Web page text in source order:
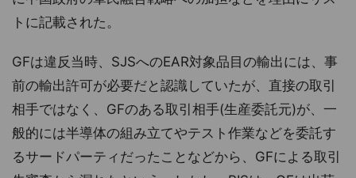
トに記載された。
GFは違反当時、SJSへのEAR対象品目の輸出には、事
前の輸出許可が必要だと認識していたが、直接の取引
相手ではなく、GFのある取引相手(生産委託元)が、一
般的には半導体の組み立てやテスト作業などを委託す
るサードパーティだったことなどから、GFによる取引